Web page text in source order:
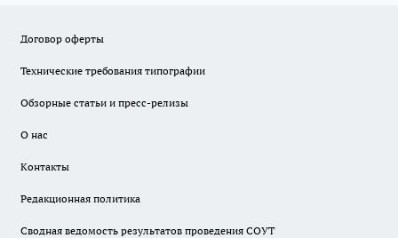
Договор оферты
Технические требования типографии
Обзорные статьи и пресс-релизы
О нас
Контакты
Редакционная политика
Сводная ведомость результатов проведения СОУТ